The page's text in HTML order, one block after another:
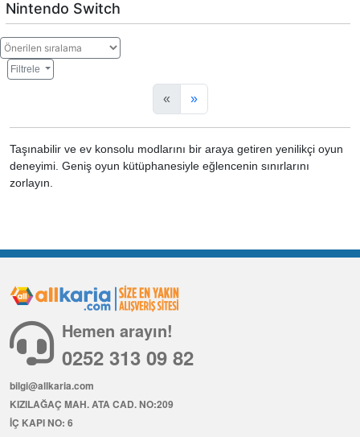
Nintendo Switch
Filtrele
« »
Taşınabilir ve ev konsolu modlarını bir araya getiren yenilikçi oyun
deneyimi. Geniş oyun kütüphanesiyle eğlencenin sınırlarını
zorlayın.
Hemen arayın!
0252 313 09 82
bilgi@allkaria.com
KIZILAĞAÇ MAH. ATA CAD. NO:209
İÇ KAPI NO: 6